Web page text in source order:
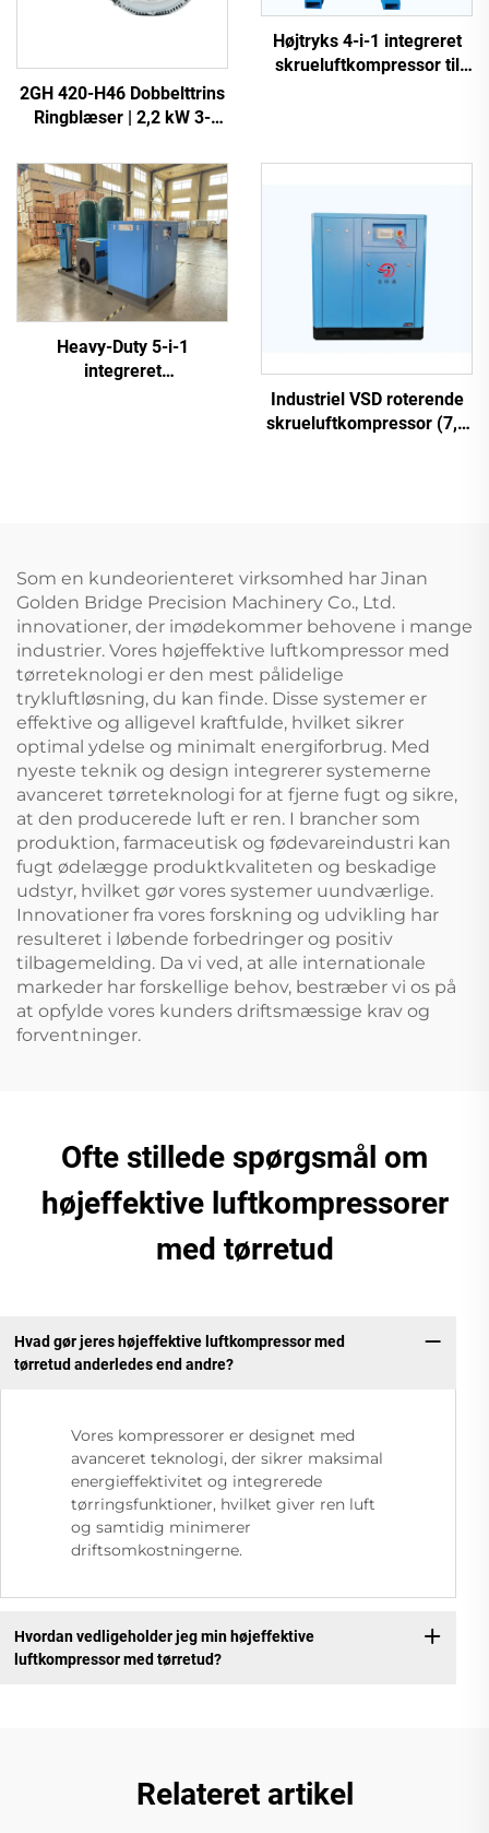
2GH 420-H46 Dobbelttrins
Ringblæser | 2,2 kW 3-
Højtryks 4-i-1 integreret
skrueluftkompressor til
Heavy-Duty 5-i-1
integreret
Industriel VSD roterende
skrueluftkompressor (7,5
Som en kundeorienteret virksomhed har Jinan
Golden Bridge Precision Machinery Co., Ltd.
innovationer, der imødekommer behovene i mange
industrier. Vores højeffektive luftkompressor med
tørreteknologi er den mest pålidelige
trykluftløsning, du kan finde. Disse systemer er
effektive og alligevel kraftfulde, hvilket sikrer
optimal ydelse og minimalt energiforbrug. Med
nyeste teknik og design integrerer systemerne
avanceret tørreteknologi for at fjerne fugt og sikre,
at den producerede luft er ren. I brancher som
produktion, farmaceutisk og fødevareindustri kan
fugt ødelægge produktkvaliteten og beskadige
udstyr, hvilket gør vores systemer uundværlige.
Innovationer fra vores forskning og udvikling har
resulteret i løbende forbedringer og positiv
tilbagemelding. Da vi ved, at alle internationale
markeder har forskellige behov, bestræber vi os på
at opfylde vores kunders driftsmæssige krav og
forventninger.
Ofte stillede spørgsmål om
højeffektive luftkompressorer
med tørretud
Hvad gør jeres højeffektive luftkompressor med
tørretud anderledes end andre?
Vores kompressorer er designet med
avanceret teknologi, der sikrer maksimal
energieffektivitet og integrerede
tørringsfunktioner, hvilket giver ren luft
og samtidig minimerer
driftsomkostningerne.
Hvordan vedligeholder jeg min højeffektive
luftkompressor med tørretud?
Relateret artikel